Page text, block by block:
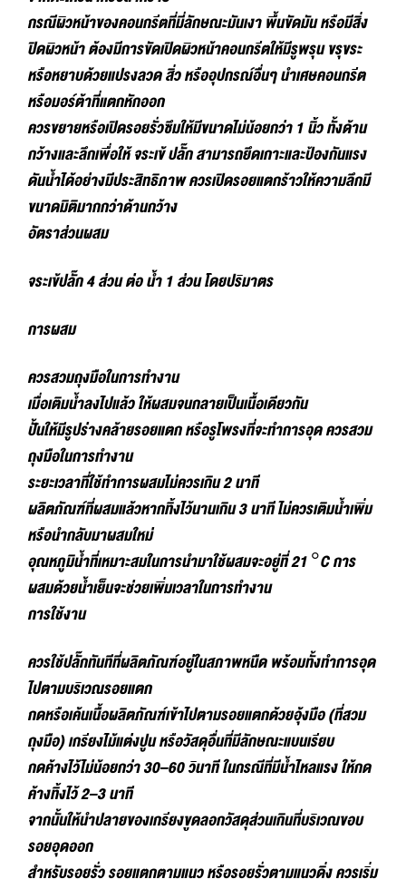
กรณีผิวหน้าของคอนกรีตที่มี่ลักษณะมันเงา พื้นขัดมัน หรือมีสิ่ง
ปิดผิวหน้า ต้องมีการขัดเปิดผิวหน้าคอนกรีตให้มีรูพรุน ขรุขระ
หรือหยาบด้วยแปรงลวด สิ่ว หรืออุปกรณ์อื่นๆ นำเศษคอนกรีต
หรือมอร์ต้าที่แตกหักออก
ควรขยายหรือเปิดรอยรั่วซึมให้มีขนาดไม่น้อยกว่า 1 นิ้ว ทั้งด้าน
กว้างและลึกเพื่อให้ จระเข้ ปลั๊ก สามารถยึดเกาะและป้องกันแรง
ดันน้ำได้อย่างมีประสิทธิภาพ ควรเปิดรอยแตกร้าวให้ความลึกมี
ขนาดมิติมากกว่าด้านกว้าง
อัตราส่วนผสม
จระเข้ปลั๊ก 4 ส่วน ต่อ น้ำ 1 ส่วน โดยปริมาตร
การผสม
ควรสวมถุงมือในการทำงาน
เมื่อเติมน้ำลงไปแล้ว ให้ผสมจนกลายเป็นเนื้อเดียวกัน
ปั้นให้มีรูปร่างคล้ายรอยแตก หรือรูโพรงที่จะทำการอุด ควรสวม
ถุงมือในการทำงาน
ระยะเวลาที่ใช้ทำการผสมไม่ควรเกิน 2 นาที
ผลิตภัณฑ์ที่ผสมแล้วหากทิ้งไว้นานเกิน 3 นาที ไม่ควรเติมน้ำเพิ่ม
หรือนำกลับมาผสมใหม่
อุณหภูมิน้ำที่เหมาะสมในการนำมาใช้ผสมจะอยู่ที่ 21 °C การ
ผสมด้วยน้ำเย็นจะช่วยเพิ่มเวลาในการทำงาน
การใช้งาน
ควรใช้ปลั๊กทันทีที่ผลิตภัณฑ์อยู่ในสภาพหนืด พร้อมทั้งทำการอุด
ไปตามบริเวณรอยแตก
กดหรือเค้นเนื้อผลิตภัณฑ์เข้าไปตามรอยแตกด้วยอุ้งมือ (ที่สวม
ถุงมือ) เกรียงไม้แต่งปูน หรือวัสดุอื่นที่มีลักษณะแบนเรียบ
กดค้างไว้ไม่น้อยกว่า 30–60 วินาที ในกรณีที่มีน้ำไหลแรง ให้กด
ค้างทิ้งไว้ 2–3 นาที
จากนั้นให้นำปลายของเกรียงขูดลอกวัสดุส่วนเกินที่บริเวณขอบ
รอยอุดออก
สำหรับรอยรั่ว รอยแตกตามแนว หรือรอยรั่วตามแนวดิ่ง ควรเริ่ม